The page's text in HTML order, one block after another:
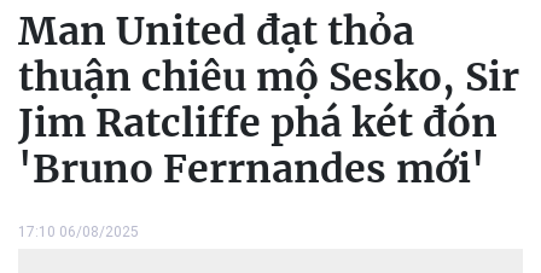
Man United đạt thỏa
thuận chiêu mộ Sesko, Sir
Jim Ratcliffe phá két đón
'Bruno Ferrnandes mới'
17:10 06/08/2025